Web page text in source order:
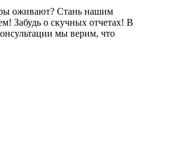
оживают? Стань нашим
Забудь о скучных отчетах! В
мы верим, что